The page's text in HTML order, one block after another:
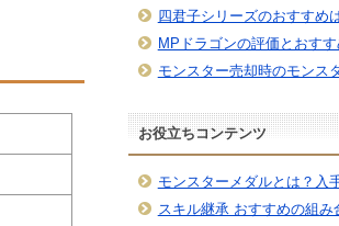
四君子シリーズのおすすめ
MPドラゴンの評価とおすす
モンスター売却時のモンス
お役立ちコンテンツ
モンスターメダルとは？入
スキル継承 おすすめの組み